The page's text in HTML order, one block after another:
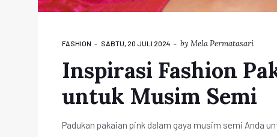
FASHION SABTU, 20 JULI 2024 by Mela Permatasari
Inspirasi Fashion
untuk Musim Semi
Padukan pakaian pink dalam gaya musim semi Anda